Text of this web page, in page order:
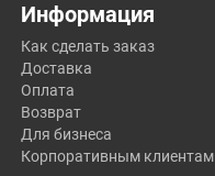
Информация
Как сделать заказ
Доставка
Оплата
Возврат
Для бизнеса
Корпоративным клиентам